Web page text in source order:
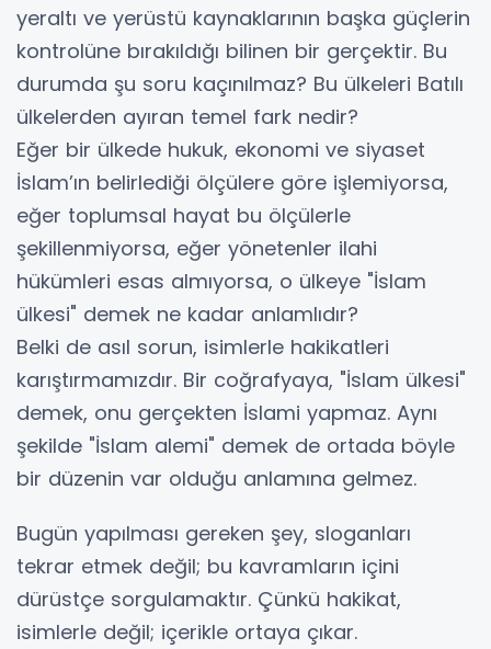
yeraltı ve yerüstü kaynaklarının başka güçlerin
kontrolüne bırakıldığı bilinen bir gerçektir. Bu
durumda şu soru kaçınılmaz? Bu ülkeleri Batılı
ülkelerden ayıran temel fark nedir?
Eğer bir ülkede hukuk, ekonomi ve siyaset
İslam’ın belirlediği ölçülere göre işlemiyorsa,
eğer toplumsal hayat bu ölçülerle
şekillenmiyorsa, eğer yönetenler ilahi
hükümleri esas almıyorsa, o ülkeye "İslam
ülkesi" demek ne kadar anlamlıdır?
Belki de asıl sorun, isimlerle hakikatleri
karıştırmamızdır. Bir coğrafyaya, "İslam ülkesi"
demek, onu gerçekten İslami yapmaz. Aynı
şekilde "İslam alemi" demek de ortada böyle
bir düzenin var olduğu anlamına gelmez.
Bugün yapılması gereken şey, sloganları
tekrar etmek değil; bu kavramların içini
dürüstçe sorgulamaktır. Çünkü hakikat,
isimlerle değil; içerikle ortaya çıkar.